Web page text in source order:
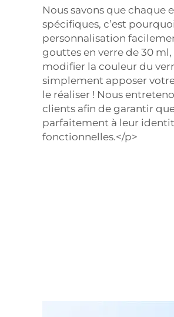
Nous savons que chaque
spécifiques, c’est
personnalisation
gouttes en verre de 30 ml,
modifier la couleur du
simplement apposer
le réaliser ! Nous
clients afin de garantir
parfaitement à leur
fonctionnelles.</p>